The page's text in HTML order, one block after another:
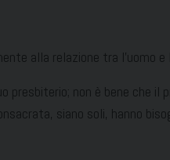
alla relazione tra l’uomo e
presbiterio; non è bene che il
siano soli, hanno